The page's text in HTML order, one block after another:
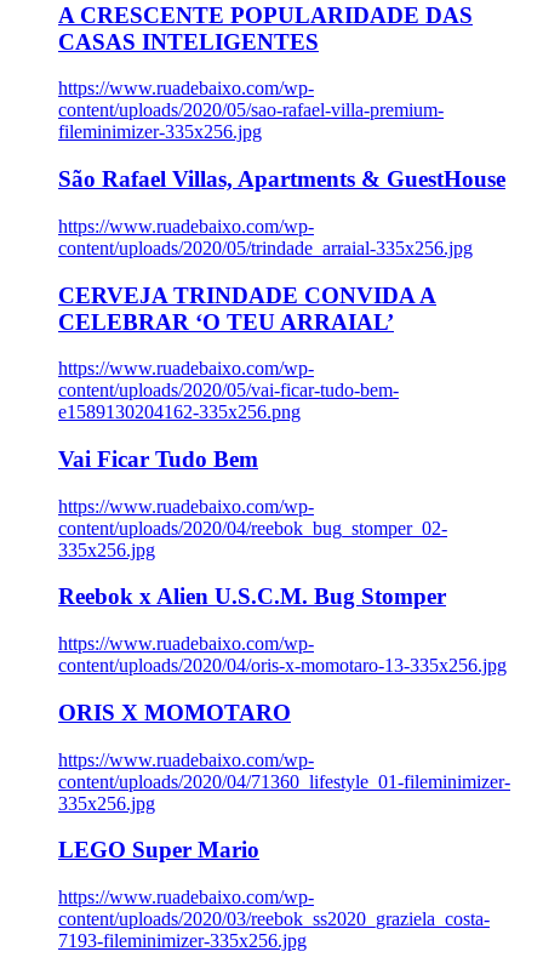
A CRESCENTE POPULARIDADE DAS
CASAS INTELIGENTES
https://www.ruadebaixo.com/wp-
content/uploads/2020/05/sao-rafael-villa-premium-
fileminimizer-335x256.jpg
São Rafael Villas, Apartments & GuestHouse
https://www.ruadebaixo.com/wp-
content/uploads/2020/05/trindade_arraial-335x256.jpg
CERVEJA TRINDADE CONVIDA A
CELEBRAR ‘O TEU ARRAIAL’
https://www.ruadebaixo.com/wp-
content/uploads/2020/05/vai-ficar-tudo-bem-
e1589130204162-335x256.png
Vai Ficar Tudo Bem
https://www.ruadebaixo.com/wp-
content/uploads/2020/04/reebok_bug_stomper_02-
335x256.jpg
Reebok x Alien U.S.C.M. Bug Stomper
https://www.ruadebaixo.com/wp-
content/uploads/2020/04/oris-x-momotaro-13-335x256.jpg
ORIS X MOMOTARO
https://www.ruadebaixo.com/wp-
content/uploads/2020/04/71360_lifestyle_01-fileminimizer-
335x256.jpg
LEGO Super Mario
https://www.ruadebaixo.com/wp-
content/uploads/2020/03/reebok_ss2020_graziela_costa-
7193-fileminimizer-335x256.jpg